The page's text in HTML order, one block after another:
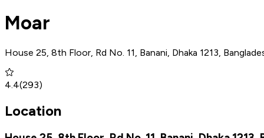
Moar
House 25, 8th Floor, Rd No. 11, Banani, Dhaka 1213,
4.4(293)
Location